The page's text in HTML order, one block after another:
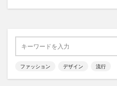
ファッション デザイン 流行